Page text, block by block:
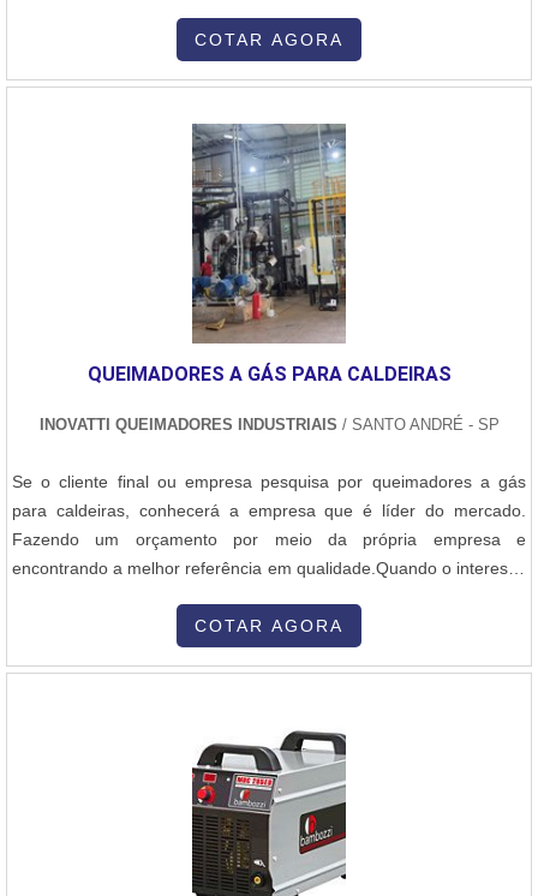
Tipo de Material Armazenado: Diferentes tipos de materiais podem
exigir silos com características específicas, como resistência à
Pressão: Os silos são projetados para suportar a pressão interna
do material armazenado. Isso envolve cálculos estruturais para
garantir que as paredes e a base suportem a carga com
técnicas de segurança, como as normas NR-12, ABNT NBR 15544
(silos metálicos) e normas internacionais de construção de silos e
aço carbono, geralmente utilizado para a fabricação de silos, é
de aço carbono utilizados são os aços de baixo carbono (Aço
1020) e aços de médio carbono (Aço 1045), que apresentam boa
adquirida em grandes dimensões e, muitas vezes, passa por
tratamentos adicionais como: Corte e dimensionamento: As chapas
de aço são cortadas conforme as dimensões especificadas no
projeto do silo. Tratamento anticorrosivo: Pode ser aplicada uma
galvanização, para aumentar a durabilidade do silo, especialmente
em ambientes agressivos. 3. Corte e Conformação das Chapas de
Aço Após a seleção e preparação do material, as chapas de aço
do projeto. Os processos mais comuns incluem: Corte a plasma ou
laser: Para obter cortes precisos nas chapas de aço. Dobragem e
curvamento: Para criar as formas curvas necessárias para as
paredes laterais do silo. Em muitos casos, as chapas são dobradas
a frio ou moldadas por máquinas especiais. Conformação de peças
auxiliares: As peças adicionais, como bases, tampas e anéis de
COTAR AGORA
QUEIMADORES A GÁS PARA CALDEIRAS
INOVATTI QUEIMADORES INDUSTRIAIS / SANTO ANDRÉ - SP
Se o cliente final ou empresa pesquisa por queimadores a gás
para caldeiras, conhecerá a empresa que é líder do mercado.
Fazendo um orçamento por meio da própria empresa e
encontrando a melhor referência em qualidade.Quando o interesse
Industriais o cliente encontrará excelente custo-benefício com
estrutura com escritório de alta qualidade onde são realizadas as
atividades e matéria-prima de excelente qualidade, tudo para
garantir queimadores a gás para caldeiras com precisão.Há muitas
maneiras eficientes de uma empresa demonstrar competência,
excelência e destaque em sua área de atuação. A Inovatti
Queimadores Industriais se mostra referência por ter: Soluções
COTAR AGORA